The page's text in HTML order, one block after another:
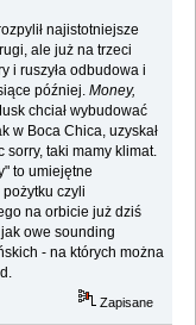
najistotniejsze
ale już na trzeci
i ruszyła odbudowa i
później.Money,
chciał wybudować
w Boca Chica, uzyskał
sorry, taki mamy klimat.
to umiejętne
czyli
na orbicie już dziś
owe sounding
- na których można
Zapisane